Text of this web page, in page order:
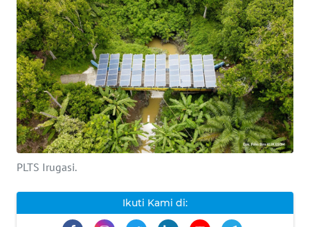
PLTS Irugasi.
Ikuti Kami di:
Informasi
INDEKS
BERITA
KONTAK
KAMI
INFO
TENTANG